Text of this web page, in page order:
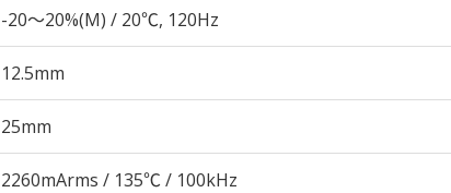
-20～20%(M) / 20℃, 120Hz
12.5mm
25mm
2260mArms / 135℃ / 100kHz